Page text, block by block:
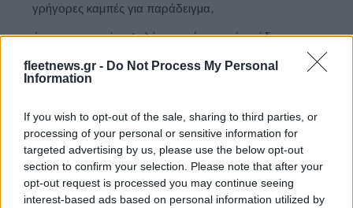
fleetnews.gr - Do Not Process My Personal
Information
If you wish to opt-out of the sale, sharing to third parties, or
processing of your personal or sensitive information for
targeted advertising by us, please use the below opt-out
section to confirm your selection. Please note that after your
opt-out request is processed you may continue seeing
interest-based ads based on personal information utilized by
γρήγορες καμπές για παράδειγμα,
όταν η μπαταρία υψηλής πυκνότητας είναι άδεια, ο
αποδίδοντας ισχύ 500kW (680hp) και η κίνηση επιστρέφει
μπαταρία θα φορτιστεί πλήρως πριν από την εκκίνηση
μέσω ενός υβριδικού φορτιστή συνδεδεμένου στο
δίκτυο. Μόλις το αυτοκίνητο βγει στην πίστα, η μπαταρία
λειτουργεί εντελώς ανεξάρτητα και φορτίζεται μόνο από
το σύστημα πέδησης με ανάκτηση ενέργειας.